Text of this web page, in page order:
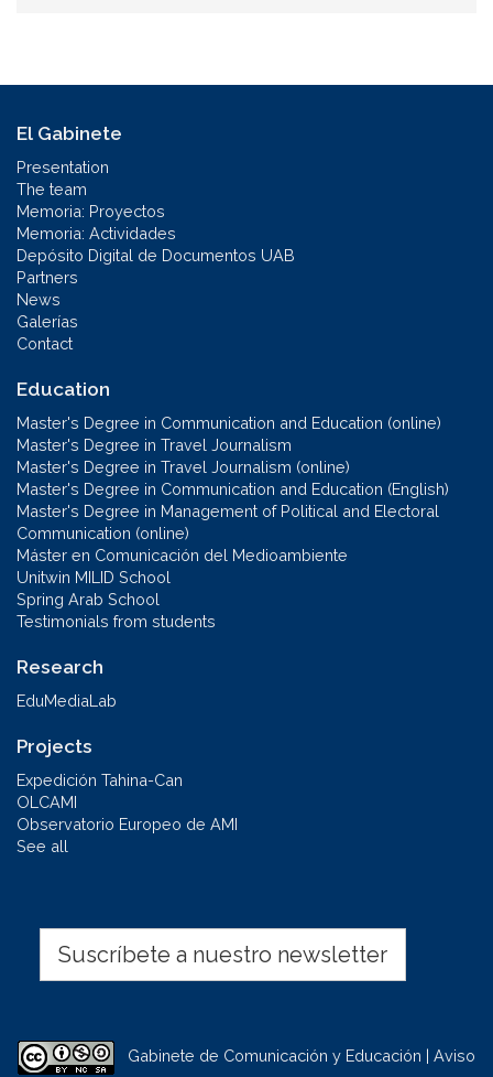
El Gabinete
Presentation
The team
Memoria: Proyectos
Memoria: Actividades
Depósito Digital de Documentos UAB
Partners
News
Galerías
Contact
Education
Master's Degree in Communication and Education (online)
Master's Degree in Travel Journalism
Master's Degree in Travel Journalism (online)
Master's Degree in Communication and Education (English)
Master's Degree in Management of Political and Electoral
Communication (online)
Máster en Comunicación del Medioambiente
Unitwin MILID School
Spring Arab School
Testimonials from students
Research
EduMediaLab
Projects
Expedición Tahina-Can
OLCAMI
Observatorio Europeo de AMI
See all
Suscríbete a nuestro newsletter
Gabinete de Comunicación y Educación | Aviso